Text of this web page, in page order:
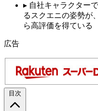
▸ 自社キャラクター
るスクエニの姿勢が
ら高評価を得ている
広告
目次